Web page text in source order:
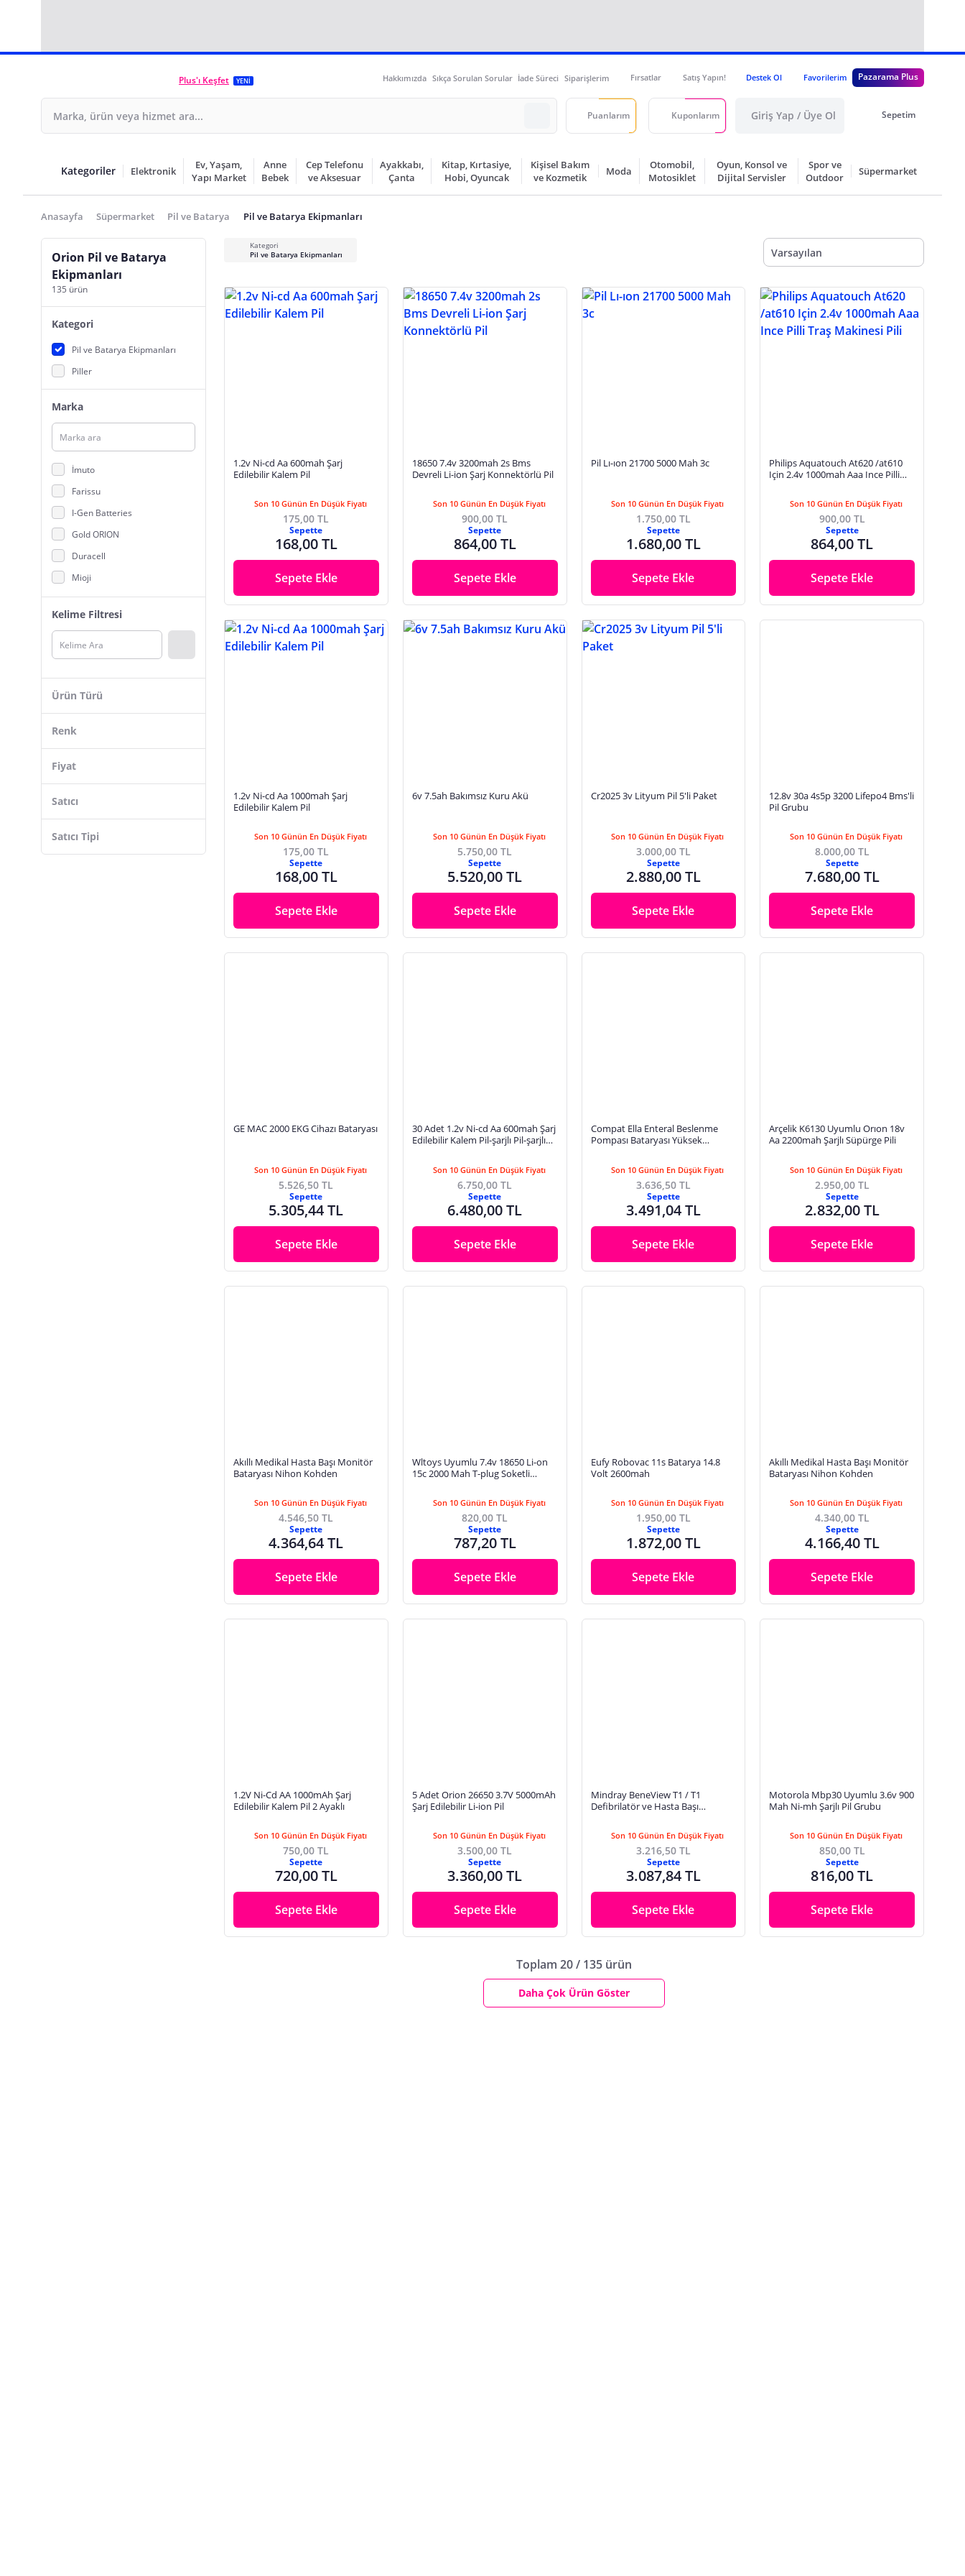
Plus'ı Keşfet YENİ Hakkımızda Sıkça Sorulan Sorular İade Süreci Siparişlerim Fırsatlar Satış Yapın! Destek Ol Favorilerim Pazarama Plus
Puanlarım Kuponlarım Giriş Yap / Üye Ol Sepetim
Kategoriler Elektronik
Ev, Yaşam,
Yapı Market
Anne
Bebek
Cep Telefonu
ve Aksesuar
Ayakkabı,
Çanta
Kitap, Kırtasiye,
Hobi, Oyuncak
Kişisel Bakım
ve Kozmetik
Moda
Otomobil,
Motosiklet
Oyun, Konsol ve
Dijital Servisler
Spor ve
Outdoor
Süpermarket
Anasayfa Süpermarket Pil ve Batarya Pil ve Batarya Ekipmanları
Orion Pil ve Batarya
Ekipmanları
135 ürün
Kategori
Pil ve Batarya Ekipmanları
Piller
Marka
İmuto
Farissu
I-Gen Batteries
Gold ORION
Duracell
Mioji
Beston
Ayt
MBB E-Ticaret
Electroon
Toshiba
dexparadox
Kodak
Varta
Kelime Filtresi
Ürün Türü
Renk
Fiyat
Satıcı
Satıcı Tipi
Kategori
Pil ve Batarya Ekipmanları
Varsayılan
1.2v Ni-cd Aa 600mah Şarj
Edilebilir Kalem Pil
Son 10 Günün En Düşük Fiyatı
175,00 TL
Sepette
168,00 TL
Sepete Ekle
18650 7.4v 3200mah 2s Bms
Devreli Li-ion Şarj Konnektörlü Pil
Son 10 Günün En Düşük Fiyatı
900,00 TL
Sepette
864,00 TL
Sepete Ekle
Pil Lı-ıon 21700 5000 Mah 3c
Son 10 Günün En Düşük Fiyatı
1.750,00 TL
Sepette
1.680,00 TL
Sepete Ekle
Philips Aquatouch At620 /at610
Için 2.4v 1000mah Aaa Ince Pilli
Son 10 Günün En Düşük Fiyatı
900,00 TL
Sepette
864,00 TL
Sepete Ekle
1.2v Ni-cd Aa 1000mah Şarj
Edilebilir Kalem Pil
Son 10 Günün En Düşük Fiyatı
175,00 TL
Sepette
168,00 TL
Sepete Ekle
6v 7.5ah Bakımsız Kuru Akü
Son 10 Günün En Düşük Fiyatı
5.750,00 TL
Sepette
5.520,00 TL
Sepete Ekle
Cr2025 3v Lityum Pil 5'li Paket
Son 10 Günün En Düşük Fiyatı
3.000,00 TL
Sepette
2.880,00 TL
Sepete Ekle
12.8v 30a 4s5p 3200 Lifepo4 Bms'li
Pil Grubu
Son 10 Günün En Düşük Fiyatı
8.000,00 TL
Sepette
7.680,00 TL
Sepete Ekle
GE MAC 2000 EKG Cihazı Bataryası
Son 10 Günün En Düşük Fiyatı
5.526,50 TL
Sepette
5.305,44 TL
Sepete Ekle
30 Adet 1.2v Ni-cd Aa 600mah Şarj
Edilebilir Kalem Pil-şarjlı Pil-şarjlı
Son 10 Günün En Düşük Fiyatı
6.750,00 TL
Sepette
6.480,00 TL
Sepete Ekle
Compat Ella Enteral Beslenme
Pompası Bataryası Yüksek
Son 10 Günün En Düşük Fiyatı
3.636,50 TL
Sepette
3.491,04 TL
Sepete Ekle
Arçelik K6130 Uyumlu Orıon 18v
Aa 2200mah Şarjlı Süpürge Pili
Son 10 Günün En Düşük Fiyatı
2.950,00 TL
Sepette
2.832,00 TL
Sepete Ekle
Akıllı Medikal Hasta Başı Monitör
Bataryası Nihon Kohden
Son 10 Günün En Düşük Fiyatı
4.546,50 TL
Sepette
4.364,64 TL
Sepete Ekle
Wltoys Uyumlu 7.4v 18650 Li-on
15c 2000 Mah T-plug Soketli
Son 10 Günün En Düşük Fiyatı
820,00 TL
Sepette
787,20 TL
Sepete Ekle
Eufy Robovac 11s Batarya 14.8
Volt 2600mah
Son 10 Günün En Düşük Fiyatı
1.950,00 TL
Sepette
1.872,00 TL
Sepete Ekle
Akıllı Medikal Hasta Başı Monitör
Bataryası Nihon Kohden
Son 10 Günün En Düşük Fiyatı
4.340,00 TL
Sepette
4.166,40 TL
Sepete Ekle
1.2V Ni-Cd AA 1000mAh Şarj
Edilebilir Kalem Pil 2 Ayaklı
Son 10 Günün En Düşük Fiyatı
750,00 TL
Sepette
720,00 TL
Sepete Ekle
5 Adet Orion 26650 3.7V 5000mAh
Şarj Edilebilir Li-ion Pil
Son 10 Günün En Düşük Fiyatı
3.500,00 TL
Sepette
3.360,00 TL
Sepete Ekle
Mindray BeneView T1 / T1
Defibrilatör ve Hasta Başı
Son 10 Günün En Düşük Fiyatı
3.216,50 TL
Sepette
3.087,84 TL
Sepete Ekle
Motorola Mbp30 Uyumlu 3.6v 900
Mah Ni-mh Şarjlı Pil Grubu
Son 10 Günün En Düşük Fiyatı
850,00 TL
Sepette
816,00 TL
Sepete Ekle
Toplam 20 / 135 ürün
Daha Çok Ürün Göster